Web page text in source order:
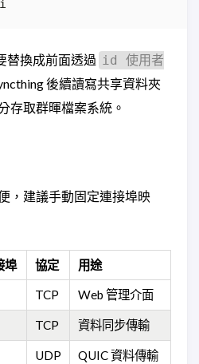
替換成前面透過 id 使用者
後續讀寫共享資料夾
存取群暉檔案系統。
，建議手動固定連接埠映
埠 協定 用途
TCP Web 管理介面
TCP 資料同步傳輸
UDP QUIC 資料傳輸